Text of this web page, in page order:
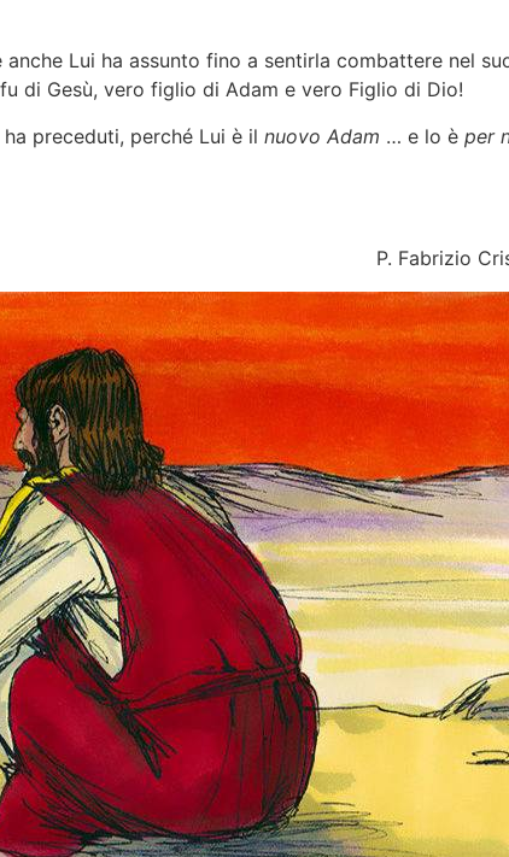
Lui ha assunto fino a sentirla combattere nel
di Gesù, vero figlio di Adam e vero Figlio di Dio!
preceduti, perché Lui è il nuovo Adam … e lo è per
P. Fabrizio